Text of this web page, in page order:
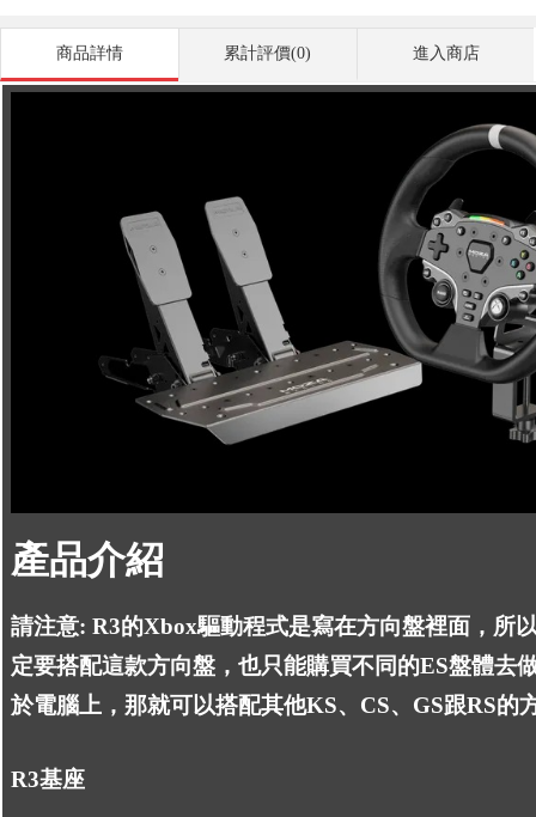
商品詳情 累計評價(0) 進入商店
產品介紹
請注意: R3的Xbox驅動程式是寫在方向盤裡面，所
定要搭配這款方向盤，也只能購買不同的ES盤體去
於電腦上，那就可以搭配其他KS、CS、GS跟RS的
R3基座